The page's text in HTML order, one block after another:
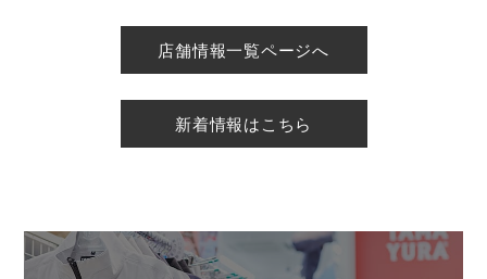
店舗情報一覧ページへ
新着情報はこちら